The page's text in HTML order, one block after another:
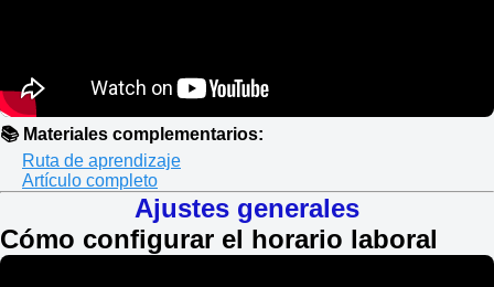
📚 Materiales complementarios:
Ruta de aprendizaje
Artículo completo
Ajustes generales
Cómo configurar el horario laboral